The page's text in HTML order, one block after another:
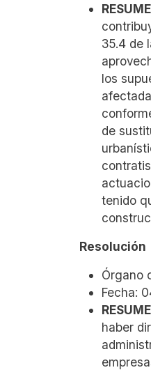
35.4 de
los
de
tenido
Resolución
Órgano
Fecha:
haber